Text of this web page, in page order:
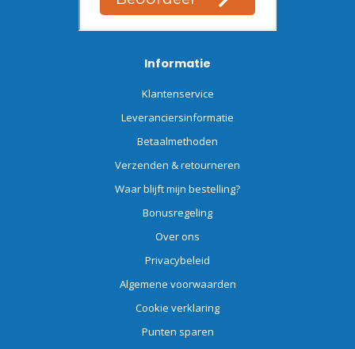
Informatie
Klantenservice
Leveranciersinformatie
Betaalmethoden
Verzenden & retourneren
Waar blijft mijn bestelling?
Bonusregeling
Over ons
Privacybeleid
Algemene voorwaarden
Cookie verklaring
Punten sparen